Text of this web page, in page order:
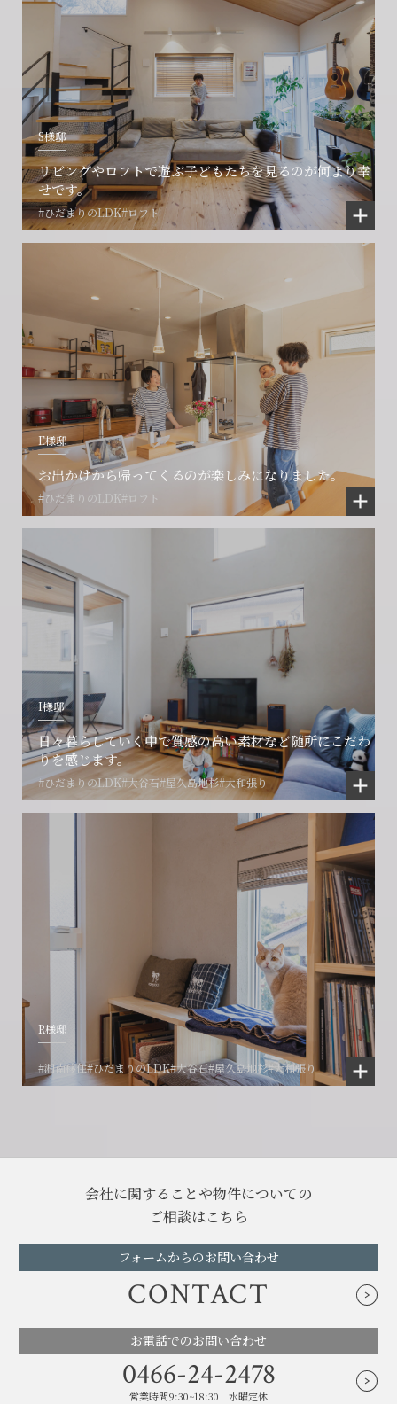
S様邸
リビングやロフトで遊ぶ子どもたちを見るのが何より幸
せです。
#ひだまりのLDK#ロフト
E様邸
お出かけから帰ってくるのが楽しみになりました。
#ひだまりのLDK#ロフト
I様邸
日々暮らしていく中で質感の高い素材など随所にこだわ
りを感じます。
#ひだまりのLDK#大谷石#屋久島地杉#大和張り
R様邸
#湘南移住#ひだまりのLDK#大谷石#屋久島地杉#大和張り
会社に関することや物件についての
ご相談はこちら
フォームからのお問い合わせ
CONTACT
お電話でのお問い合わせ
0466-24-2478
営業時間9:30~18:30 水曜定休